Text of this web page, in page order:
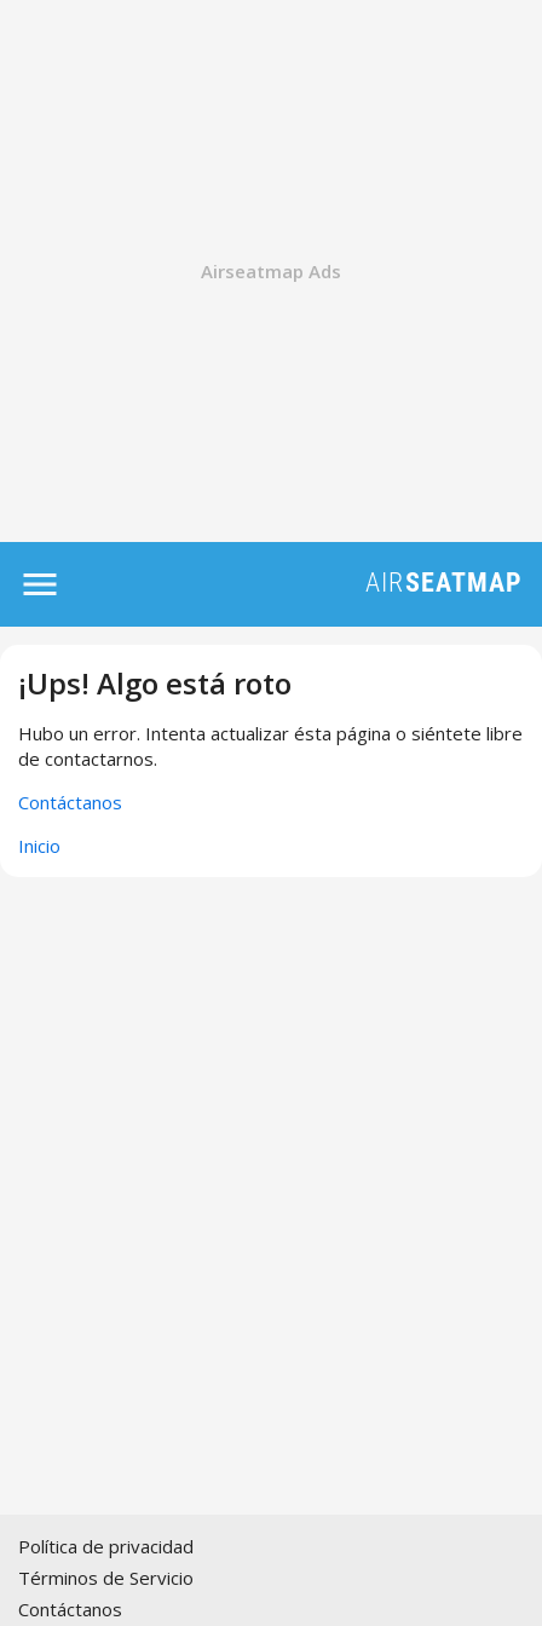
¡Ups! Algo está roto
Hubo un error. Intenta actualizar ésta página o siéntete libre
de contactarnos.
Contáctanos
Inicio
Política de privacidad
Términos de Servicio
Contáctanos